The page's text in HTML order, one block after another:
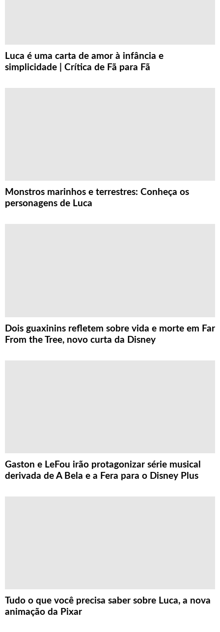
Luca é uma carta de amor à infância e
simplicidade | Crítica de Fã para Fã
Monstros marinhos e terrestres: Conheça os
personagens de Luca
Dois guaxinins refletem sobre vida e morte em Far
From the Tree, novo curta da Disney
Gaston e LeFou irão protagonizar série musical
derivada de A Bela e a Fera para o Disney Plus
Tudo o que você precisa saber sobre Luca, a nova
animação da Pixar